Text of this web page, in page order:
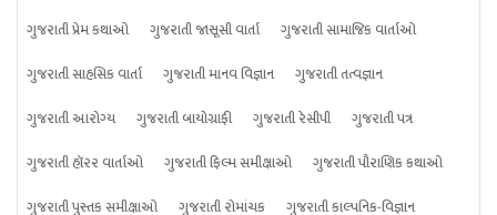
ગુજરાતી પ્રેમ કથાઓ
ગુજરાતી જાસૂસી વાર્તા
ગુજરાતી સામાજિક વાર્તાઓ
ગુજરાતી સાહસિક વાર્તા
ગુજરાતી માનવ વિજ્ઞાન
ગુજરાતી તત્વજ્ઞાન
ગુજરાતી આરોગ્ય
ગુજરાતી બાયોગ્રાફી ગુજરાતી રેસીપી
ગુજરાતી પત્ર
ગુજરાતી હૉરર વાર્તાઓ
ગુજરાતી ફિલ્મ સમીક્ષાઓ
ગુજરાતી પૌરાણિક કથાઓ
ગુજરાતી પુસ્તક સમીક્ષાઓ
ગુજરાતી રોમાંચક
ગુજરાતી કાલ્પનિક-વિજ્ઞાન